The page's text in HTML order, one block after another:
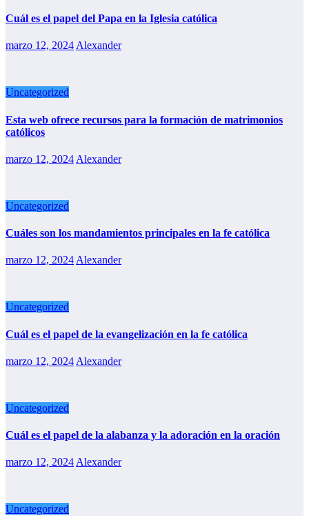
Cuál es el papel del Papa en la Iglesia católica
marzo 12, 2024 Alexander
Uncategorized
Esta web ofrece recursos para la formación de matrimonios
católicos
marzo 12, 2024 Alexander
Uncategorized
Cuáles son los mandamientos principales en la fe católica
marzo 12, 2024 Alexander
Uncategorized
Cuál es el papel de la evangelización en la fe católica
marzo 12, 2024 Alexander
Uncategorized
Cuál es el papel de la alabanza y la adoración en la oración
marzo 12, 2024Alexander
Uncategorized